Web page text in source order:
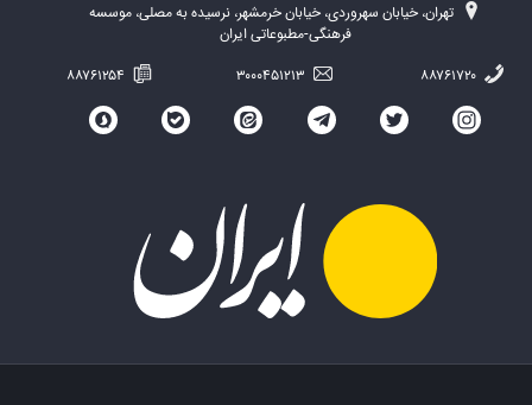
تهران، خیابان سهروردی، خیابان خرمشهر، نرسیده به مصلی، موسسه
فرهنگی-مطبوعاتی ایران